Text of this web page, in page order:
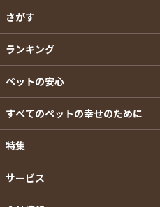
さがす
ランキング
ペットの安心
すべてのペットの幸せのために
特集
サービス